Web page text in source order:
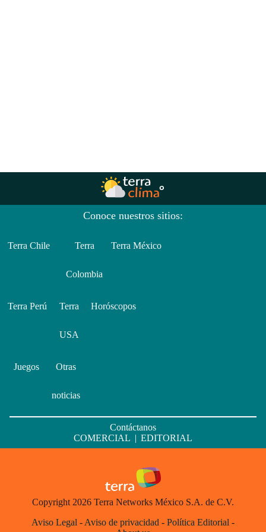
Conoce nuestros sitios:
Terra Chile Terra
Colombia
Terra México
Terra Perú Terra
USA
Horóscopos
Juegos Otras
noticias
Contáctanos
COMERCIAL | EDITORIAL
Copyright 2026 Terra Networks México S.A. de C.V.
Aviso Legal - Aviso de privacidad - Política Editorial -